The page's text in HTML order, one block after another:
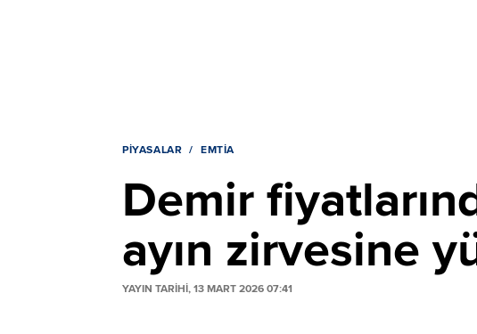
PIYASALAR EMTIA
Demir
ayın zirvesine
YAYIN TARİHİ, 13 MART 2026 07:41